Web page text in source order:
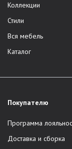
Коллекции
Стили
Вся мебель
Каталог
Покупателю
Программа
Доставка и сборка